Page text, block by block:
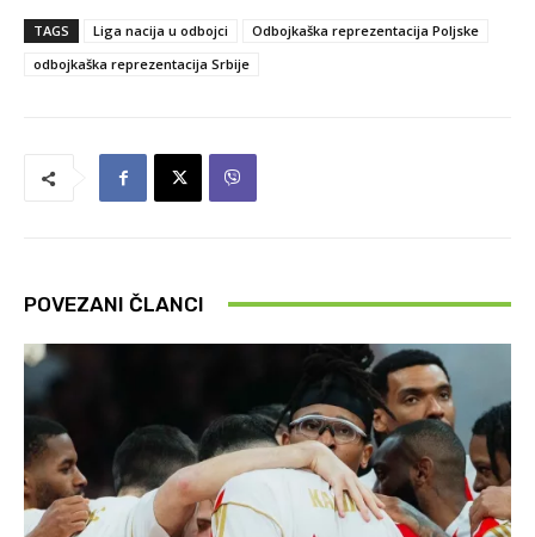
TAGS Liga nacija u odbojci
Odbojkaška reprezentacija Poljske
odbojkaška reprezentacija Srbije
POVEZANI ČLANCI